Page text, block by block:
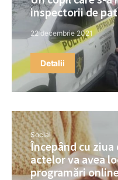
inspectorii de
22 decembrie 2021
Detalii
Social
Începând cu
actelor va avea
programări